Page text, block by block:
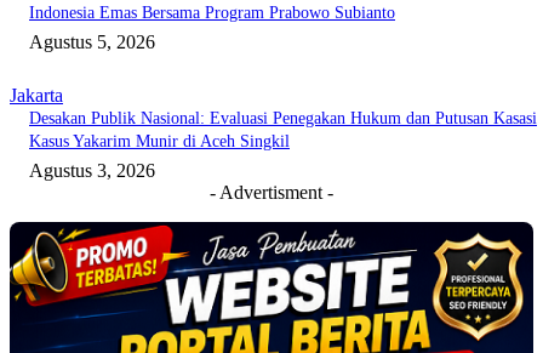
Indonesia Emas Bersama Program Prabowo Subianto
Agustus 5, 2026
Jakarta
Desakan Publik Nasional: Evaluasi Penegakan Hukum dan Putusan Kasasi
Kasus Yakarim Munir di Aceh Singkil
Agustus 3, 2026
- Advertisment -